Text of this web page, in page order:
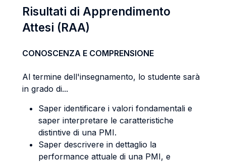
Risultati di Apprendimento
Attesi (RAA)
CONOSCENZA E COMPRENSIONE
Al termine dell'insegnamento, lo studente sarà
in grado di...
Saper identificare i valori fondamentali e
saper interpretare le caratteristiche
distintive di una PMI.
Saper descrivere in dettaglio la
performance attuale di una PMI, e